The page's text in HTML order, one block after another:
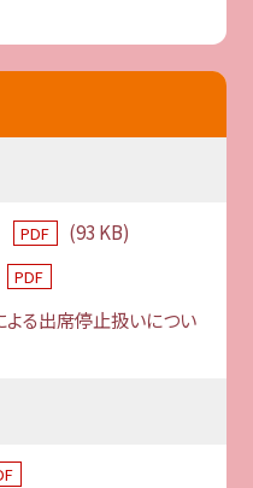
PDF
(93 KB)
PDF
る出席停止扱いについ